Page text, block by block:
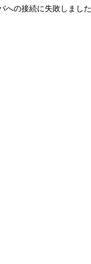
への接続に失敗しました